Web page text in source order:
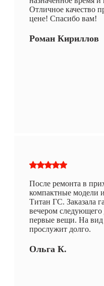
Отличное качество
цене! Спасибо вам!
Роман Кириллов
После ремонта в
компактные модели
Титан ГС. Заказала
вечером следующего
первые вещи. На вид
прослужит долго.
Ольга К.